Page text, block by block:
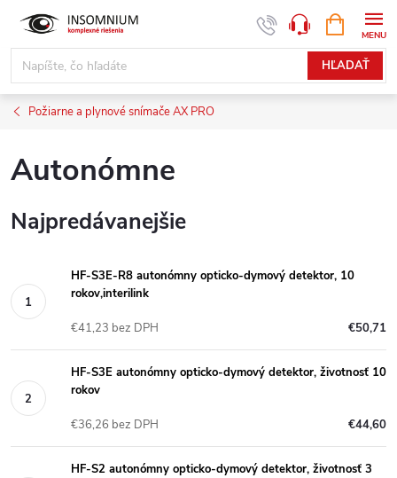
obsah
HĽADAŤ
KOŠÍK
Požiarne a plynové snímače AX PRO
Autonómne
Najpredávanejšie
HF-S3E-R8 autonómny opticko-dymový detektor, 10
rokov,interilink
€50,71
€41,23 bez DPH
HF-S3E autonómny opticko-dymový detektor, životnosť 10
rokov
€44,60
€36,26 bez DPH
HF-S2 autonómny opticko-dymový detektor, životnosť 3
www.insomnium.sk - Chat